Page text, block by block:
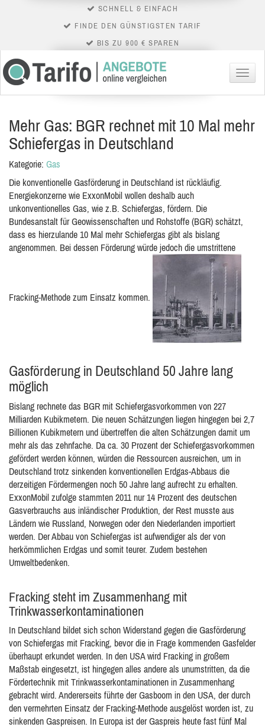
SCHNELL & EINFACH
FINDE DEN GÜNSTIGSTEN TARIF
BIS ZU 900 € SPAREN
Menü
Mehr Gas: BGR rechnet mit 10 Mal mehr
Schiefergas in Deutschland
Kategorie: Gas
Die konventionelle Gasförderung in Deutschland ist rückläufig.
Energiekonzerne wie ExxonMobil wollen deshalb auch
unkonventionelles Gas, wie z.B. Schiefergas, fördern. Die
Bundesanstalt für Geowissenschaften und Rohstoffe (BGR) schätzt,
dass es hierzulande 10 Mal mehr Schiefergas gibt als bislang
angenommen. Bei dessen Förderung würde jedoch die umstrittene
Fracking-Methode zum Einsatz kommen.
Gasförderung in Deutschland 50 Jahre lang
möglich
Bislang rechnete das BGR mit Schiefergasvorkommen von 227
Milliarden Kubikmetern. Die neuen Schätzungen liegen hingegen bei 2,7
Billionen Kubikmetern und übertreffen die alten Schätzungen damit um
mehr als das zehnfache. Da ca. 30 Prozent der Schiefergasvorkommen
gefördert werden können, würden die Ressourcen ausreichen, um in
Deutschland trotz sinkenden konventionellen Erdgas-Abbaus die
derzeitigen Fördermengen noch 50 Jahre lang aufrecht zu erhalten.
ExxonMobil zufolge stammten 2011 nur 14 Prozent des deutschen
Gasverbrauchs aus inländischer Produktion, der Rest musste aus
Ländern wie Russland, Norwegen oder den Niederlanden importiert
werden. Der Abbau von Schiefergas ist aufwendiger als der von
herkömmlichen Erdgas und somit teurer. Zudem bestehen
Umweltbedenken.
Fracking steht im Zusammenhang mit
Trinkwasserkontaminationen
In Deutschland bildet sich schon Widerstand gegen die Gasförderung
von Schiefergas mit Fracking, bevor die in Frage kommenden Gasfelder
überhaupt erkundet werden. In den USA wird Fracking in großem
Maßstab eingesetzt, ist hingegen alles andere als unumstritten, da die
Fördertechnik mit Trinkwasserkontaminationen in Zusammenhang
gebracht wird. Andererseits führte der Gasboom in den USA, der durch
den vermehrten Einsatz der Fracking-Methode ausgelöst worden ist, zu
sinkenden Gaspreisen. In Europa ist der Gaspreis heute fast fünf Mal